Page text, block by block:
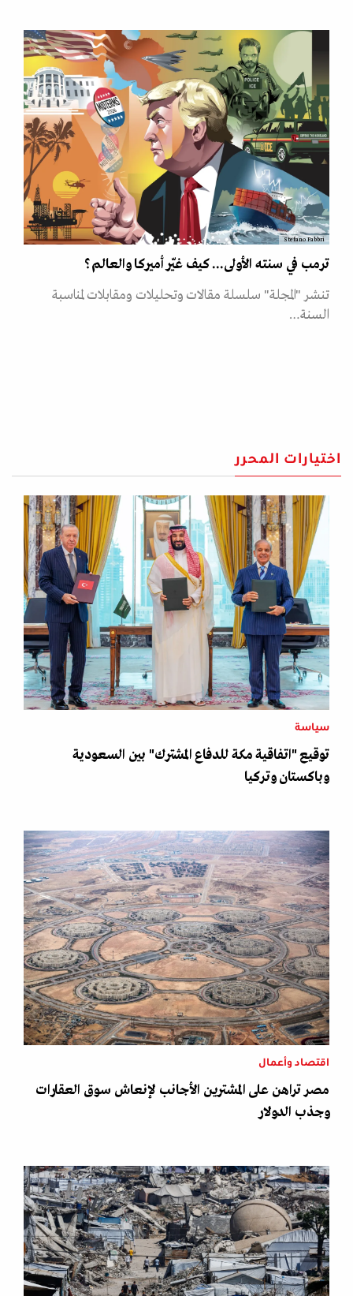
Stefano Fabbri
ترمب في سنته الأولى... كيف غيّر أميركا والعالم؟
تنشر "المجلة" سلسلة مقالات وتحليلات ومقابلات لمناسبة
السنة…
اختيارات المحرر
سياسة
توقيع "اتفاقية مكة للدفاع المشترك" بين السعودية
وباكستان وتركيا
اقتصاد وأعمال
مصر تراهن على المشترين الأجانب لإنعاش سوق العقارات
وجذب الدولار